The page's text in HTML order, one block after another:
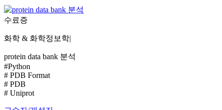
수료증
화학 & 화학정보학|
protein data bank 분석
#Python
# PDB Format
# PDB
# Uniprot